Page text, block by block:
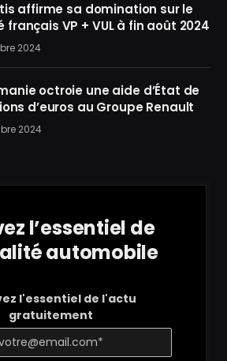
affirme sa domination sur le
français VP + VUL à fin août 2024
2024
octroie une aide d’État de
d’euros au Groupe Renault
2024
l’essentiel de
automobile
l'essentiel de l'actu
gratuitement